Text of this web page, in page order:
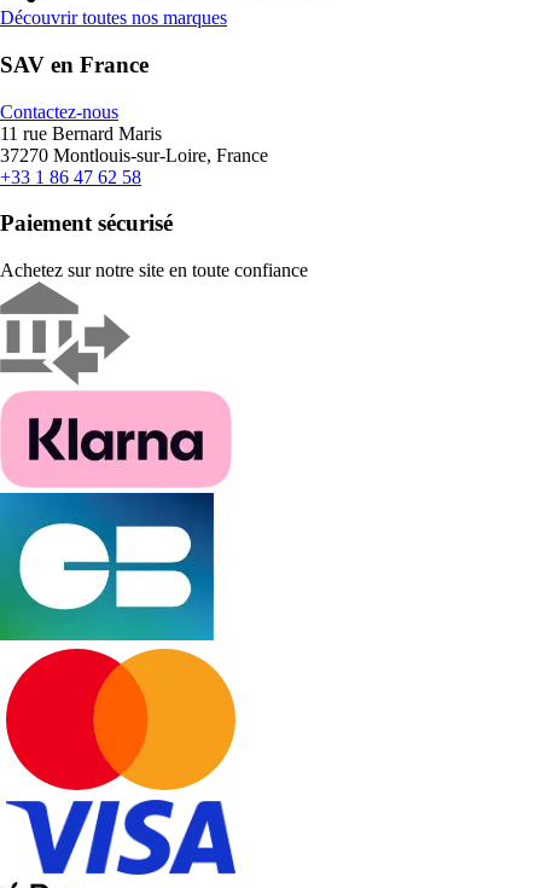
Découvrir toutes nos marques
SAV en France
Contactez-nous
11 rue Bernard Maris
37270 Montlouis-sur-Loire, France
+33 1 86 47 62 58
Paiement sécurisé
Achetez sur notre site en toute confiance